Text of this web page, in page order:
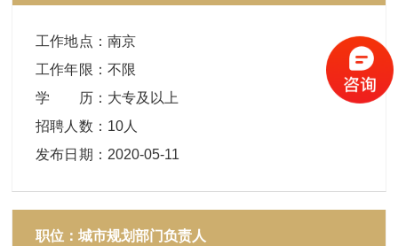
工作地点 ： 南京
工作年限 ： 不限
学 历： 大专及以上
招聘人数 ： 10人
发布日期 ： 2020-05-11
职位：城市规划部门负责人